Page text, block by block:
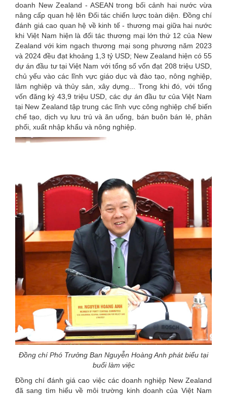
doanh New Zealand - ASEAN trong bối cảnh hai nước vừa
nâng cấp quan hệ lên Đối tác chiến lược toàn diện. Đồng chí
đánh giá cao quan hệ về kinh tế - thương mại giữa hai nước
khi Việt Nam hiện là đối tác thương mại lớn thứ 12 của New
Zealand với kim ngạch thương mại song phương năm 2023
và 2024 đều đạt khoảng 1,3 tỷ USD; New Zealand hiện có 55
dự án đầu tư tại Việt Nam với tổng số vốn đạt 208 triệu USD,
chủ yếu vào các lĩnh vực giáo dục và đào tạo, nông nghiệp,
lâm nghiệp và thủy sản, xây dựng... Trong khi đó, với tổng
vốn đăng ký 43,9 triệu USD, các dự án đầu tư của Việt Nam
tại New Zealand tập trung các lĩnh vực công nghiệp chế biến
chế tạo, dịch vụ lưu trú và ăn uống, bán buôn bán lẻ, phân
phối, xuất nhập khẩu và nông nghiệp.
Đồng chí Phó Trưởng Ban Nguyễn Hoàng Anh phát biểu tại
buổi làm việc
Đồng chí đánh giá cao việc các doanh nghiệp New Zealand
đã sang tìm hiểu về môi trường kinh doanh của Việt Nam